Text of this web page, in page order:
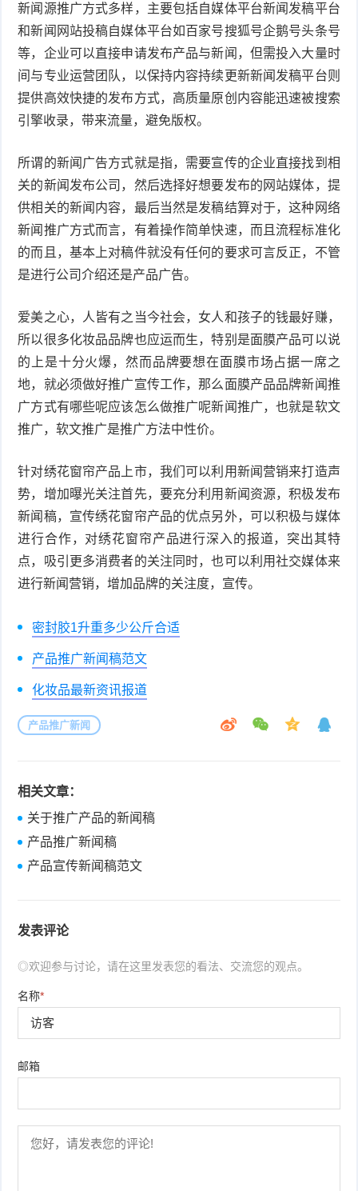
新闻源推广方式多样，主要包括自媒体平台新闻发稿平台
和新闻网站投稿自媒体平台如百家号搜狐号企鹅号头条号
等，企业可以直接申请发布产品与新闻，但需投入大量时
间与专业运营团队，以保持内容持续更新新闻发稿平台则
提供高效快捷的发布方式，高质量原创内容能迅速被搜索
引擎收录，带来流量，避免版权。
所谓的新闻广告方式就是指，需要宣传的企业直接找到相
关的新闻发布公司，然后选择好想要发布的网站媒体，提
供相关的新闻内容，最后当然是发稿结算对于，这种网络
新闻推广方式而言，有着操作简单快速，而且流程标准化
的而且，基本上对稿件就没有任何的要求可言反正，不管
是进行公司介绍还是产品广告。
爱美之心，人皆有之当今社会，女人和孩子的钱最好赚，
所以很多化妆品品牌也应运而生，特别是面膜产品可以说
的上是十分火爆，然而品牌要想在面膜市场占据一席之
地，就必须做好推广宣传工作，那么面膜产品品牌新闻推
广方式有哪些呢应该怎么做推广呢新闻推广，也就是软文
推广，软文推广是推广方法中性价。
针对绣花窗帘产品上市，我们可以利用新闻营销来打造声
势，增加曝光关注首先，要充分利用新闻资源，积极发布
新闻稿，宣传绣花窗帘产品的优点另外，可以积极与媒体
进行合作，对绣花窗帘产品进行深入的报道，突出其特
点，吸引更多消费者的关注同时，也可以利用社交媒体来
进行新闻营销，增加品牌的关注度，宣传。
密封胶1升重多少公斤合适
产品推广新闻稿范文
化妆品最新资讯报道
产品推广新闻
相关文章：
关于推广产品的新闻稿
产品推广新闻稿
产品宣传新闻稿范文
发表评论
◎欢迎参与讨论，请在这里发表您的看法、交流您的观点。
名称*
邮箱